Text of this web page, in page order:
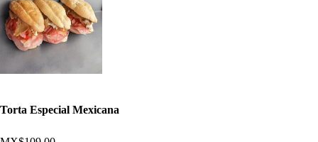
Torta Especial Mexicana